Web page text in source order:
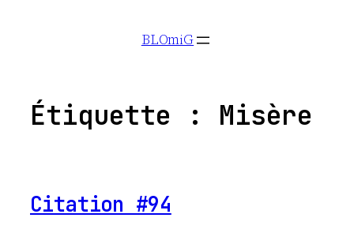
BLOmiG
Étiquette : Misère
Citation #94